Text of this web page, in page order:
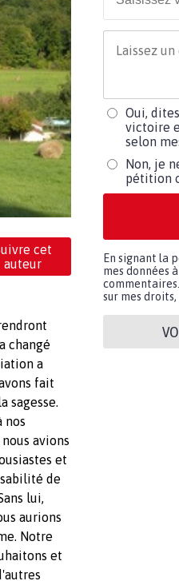
cet
auteur
changé
a
fait
sagesse.
nos
avions
et
de
lui,
aurions
Notre
et
Oui,
victoire
selon
Non, je
pétition
En signant la
mes données
sur mes